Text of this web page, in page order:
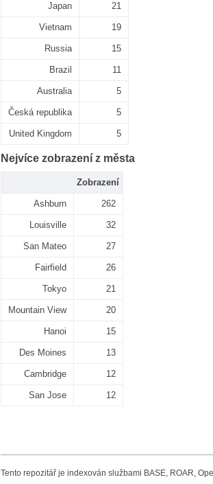
Japan 21
Vietnam 19
Russia 15
Brazil 11
Australia 5
Česká republika 5
United Kingdom 5
Nejvíce zobrazení z města
Zobrazení
Ashburn 262
Louisville 32
San Mateo 27
Fairfield 26
Tokyo 21
Mountain View 20
Hanoi 15
Des Moines 13
Cambridge 12
San Jose 12
Tento repozitář je indexován službami BASE, ROAR,